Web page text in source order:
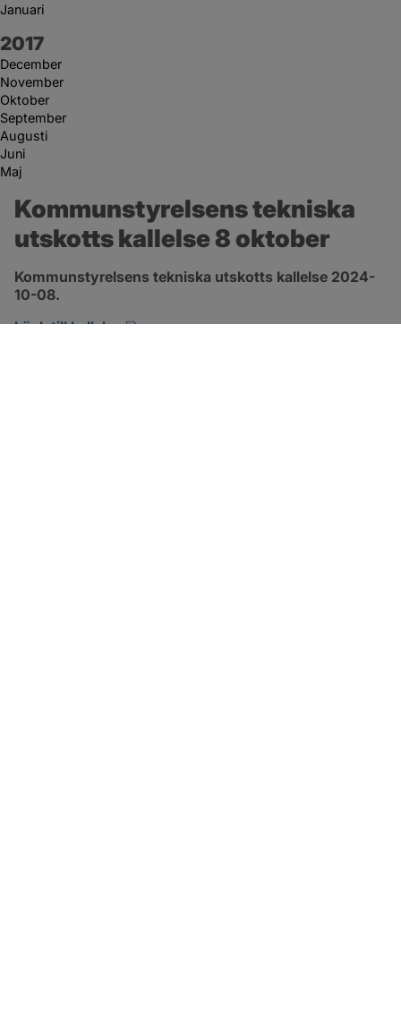
Januari
År:
2017
December
November
Oktober
September
Augusti
Juni
Maj
Kommunstyrelsens tekniska
utskotts kallelse 8 oktober
Kommunstyrelsens tekniska utskotts kallelse 2024-
10-08.
Länk till kallelse
pdf, 134.7 kB, öppnas i nytt fönster.